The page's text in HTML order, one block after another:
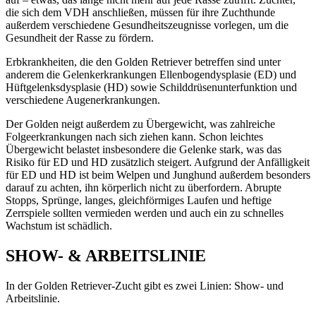
die sich dem VDH anschließen, müssen für ihre Zuchthunde
außerdem verschiedene Gesundheitszeugnisse vorlegen, um die
Gesundheit der Rasse zu fördern.
Erbkrankheiten, die den Golden Retriever betreffen sind unter
anderem die Gelenkerkrankungen Ellenbogendysplasie (ED) und
Hüftgelenksdysplasie (HD) sowie Schilddrüsenunterfunktion und
verschiedene Augenerkrankungen.
Der Golden neigt außerdem zu Übergewicht, was zahlreiche
Folgeerkrankungen nach sich ziehen kann. Schon leichtes
Übergewicht belastet insbesondere die Gelenke stark, was das
Risiko für ED und HD zusätzlich steigert. Aufgrund der Anfälligkeit
für ED und HD ist beim Welpen und Junghund außerdem besonders
darauf zu achten, ihn körperlich nicht zu überfordern. Abrupte
Stopps, Sprünge, langes, gleichförmiges Laufen und heftige
Zerrspiele sollten vermieden werden und auch ein zu schnelles
Wachstum ist schädlich.
SHOW- & ARBEITSLINIE
In der Golden Retriever-Zucht gibt es zwei Linien: Show- und
Arbeitslinie.